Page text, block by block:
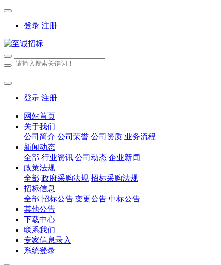
登录 注册
登录 注册
网站首页
关于我们
公司简介 公司荣誉 公司资质 业务流程
新闻动态
全部 行业资讯 公司动态 企业新闻
政策法规
全部 政府采购法规 招标采购法规
招标信息
全部 招标公告 变更公告 中标公告
其他公告
下载中心
联系我们
专家信息录入
系统登录